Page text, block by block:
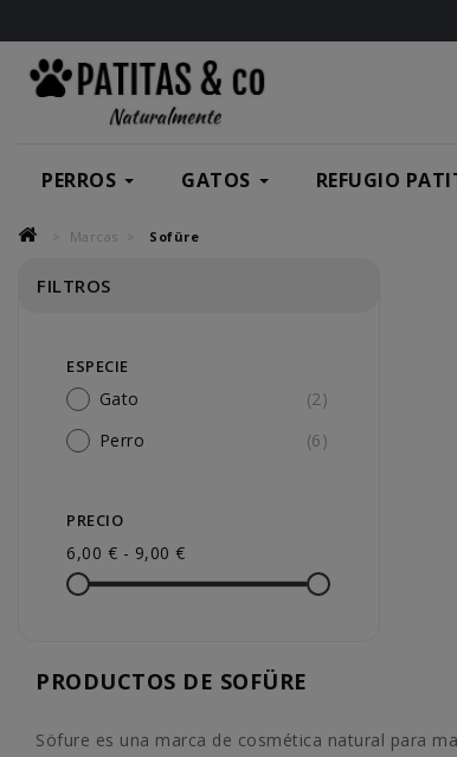
PERROS GATOS REFUGIO
Marcas Sofüre
FILTROS
ESPECIE
Gato
(2)
Perro
(6)
PRECIO
6,00 € - 9,00 €
PRODUCTOS DE SOFÜRE
Söfure es una marca de cosmética natural para